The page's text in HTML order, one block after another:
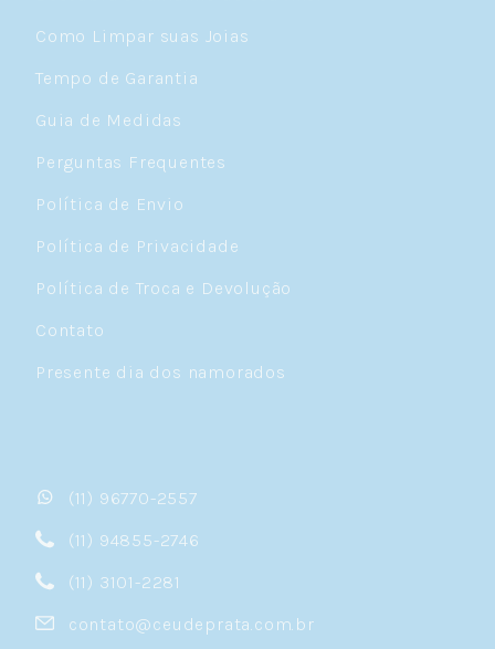
Como Limpar suas Joias
Tempo de Garantia
Guia de Medidas
Perguntas Frequentes
Política de Envio
Política de Privacidade
Política de Troca e Devolução
Contato
Presente dia dos namorados
(11) 96770-2557
(11) 94855-2746
(11) 3101-2281
contato@ceudeprata.com.br